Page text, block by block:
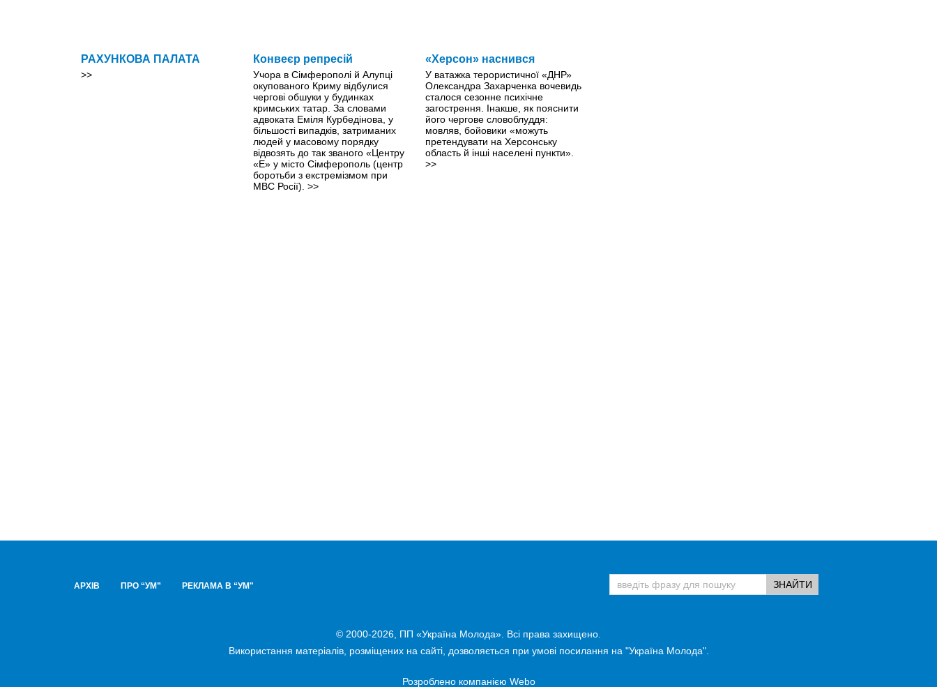
РАХУНКОВА ПАЛАТА
>>
Конвеєр репресій
Учора в Сімферополі й Алупці
окупованого Криму відбулися
чергові обшуки у будинках
кримських татар. За словами
адвоката Еміля Курбедінова, у
більшості випадків, затриманих
людей у масовому порядку
відвозять до так званого «Центру
«Е» у місто Сімферополь (центр
боротьби з екстремізмом при
МВС Росії). >>
«Херсон» наснився
У ватажка терористичної «ДНР»
Олександра Захарченка вочевидь
сталося сезонне психічне
загострення. Інакше, як пояснити
його чергове словоблуддя:
мовляв, бойовики «можуть
претендувати на Херсонську
область й інші населені пункти».
>>
АРХІВ ПРО “УМ” РЕКЛАМА В “УМ"
© 2000-2026, ПП «Україна Молода». Всі права захищено.
Використання матеріалів, розміщених на сайті, дозволяється при умові посилання на "Україна Молода".
Розроблено компанією Webo